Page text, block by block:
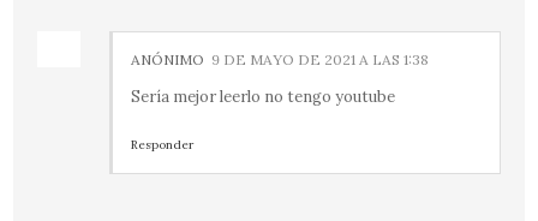
ANÓNIMO 9 DE MAYO DE 2021 A LAS 1:38
Sería mejor leerlo no tengo youtube
Responder